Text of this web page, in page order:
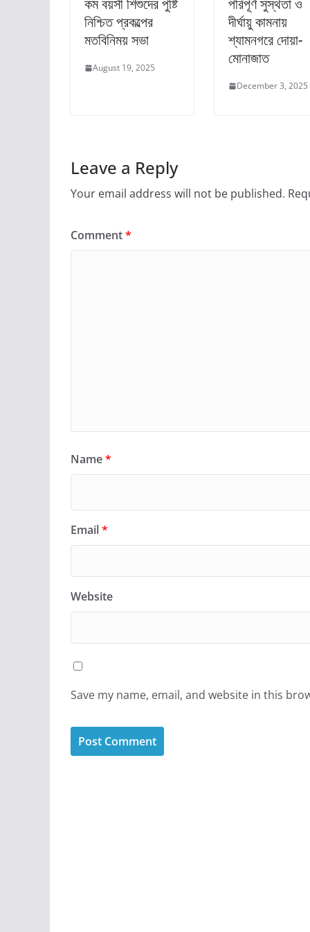
কম বয়সী শিশুদের পুষ্টি
নিশ্চিত প্রকল্পের
মতবিনিময় সভা
August 19, 2025
পরিপূর্ণ সুস্থতা ও
দীর্ঘায়ু কামনায়
শ্যামনগরে দোয়া-
মোনাজাত
December 3, 2025
Leave a Reply
Your email address will not be published.
Comment*
Name*
Email*
Website
Save my name, email, and website in this